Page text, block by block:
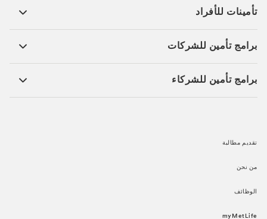
تأمينات للأفراد ​
برامج تأمين للشركات​
برامج تأمين للشركاء​
تقديم مطالبة​
من نحن​
الوظائف​
myMetLife​